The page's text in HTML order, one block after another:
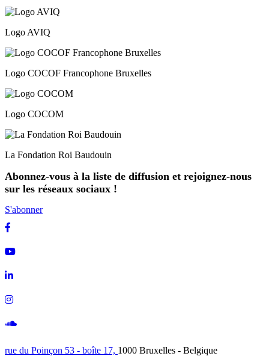
Logo AVIQ
Logo COCOF Francophone Bruxelles
Logo COCOM
La Fondation Roi Baudouin
Abonnez-vous à la liste de diffusion et rejoignez-nous
sur les réseaux sociaux !
S'abonner
rue du Poinçon 53 - boîte 17, 1000 Bruxelles - Belgique